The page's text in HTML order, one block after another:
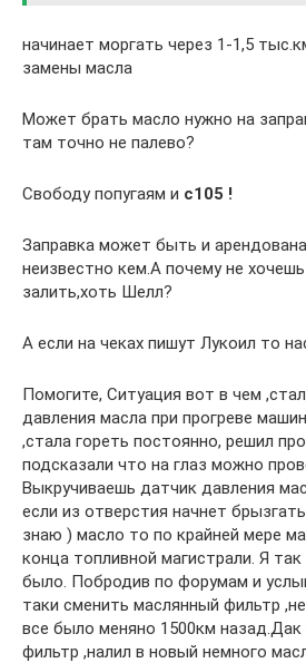
начинает моргать через 1-1,5
замены масла
Может брать масло нужно на
там точно не палево?
Свободу попугаям и c105 !
Заправка может быть и
неизвестно кем.А почему не
залить,хоть Шелл?
А если на чеках пишут Лукоил то
Помогите, Ситуация вот в чем
давления масла при прогреве
,стала гореть постоянно, решил
подсказали что на глаз можно
Выкручиваешь датчик давления
если из отверстия начнет
знаю ) масло то по крайней мере
конца топливной магистрали. Я
было. Побродив по форумам и
таки сменить маслянный фильтр ,не
все было меняно 1500км
фильтр ,налил в новый немного